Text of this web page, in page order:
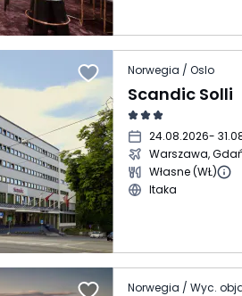
Norwegia / Oslo
Scandic Solli
24.08.2026-
Warszawa,
Własne (WŁ)
Itaka
Norwegia / Wyc.